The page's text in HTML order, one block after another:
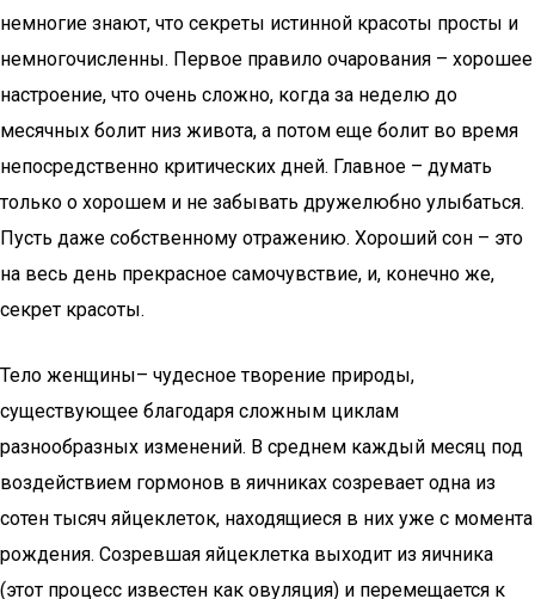
немногие знают, что секреты истинной красоты просты и
немногочисленны. Первое правило очарования – хорошее
настроение, что очень сложно, когда за неделю до
месячных болит низ живота, а потом еще болит во время
непосредственно критических дней. Главное – думать
только о хорошем и не забывать дружелюбно улыбаться.
Пусть даже собственному отражению. Хороший сон – это
на весь день прекрасное самочувствие, и, конечно же,
секрет красоты.
Тело женщины– чудесное творение природы,
существующее благодаря сложным циклам
разнообразных изменений. В среднем каждый месяц под
воздействием гормонов в яичниках созревает одна из
сотен тысяч яйцеклеток, находящиеся в них уже с момента
рождения. Созревшая яйцеклетка выходит из яичника
(этот процесс известен как овуляция) и перемещается к